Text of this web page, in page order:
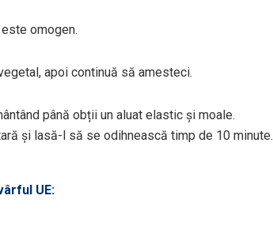
omogen.
apoi continuă să amesteci.
până obții un aluat elastic și moale.
și lasă-l să se odihnească timp de 10 minute.
UE: